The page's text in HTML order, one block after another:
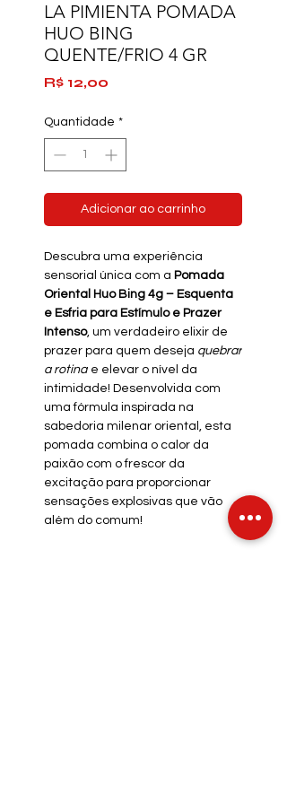
LA PIMIENTA POMADA
HUO BING
QUENTE/FRIO 4 GR
R$ 12,00
Quantidade *
Adicionar ao carrinho
Descubra uma experiência
sensorial única com a Pomada
Oriental Huo Bing 4g – Esquenta
e Esfria para Estímulo e Prazer
Intenso, um verdadeiro elixir de
prazer para quem deseja quebrar
a rotina e elevar o nível da
intimidade! Desenvolvida com
uma fórmula inspirada na
sabedoria milenar oriental, esta
pomada combina o calor da
paixão com o frescor da
excitação para proporcionar
sensações explosivas que vão
além do comum!